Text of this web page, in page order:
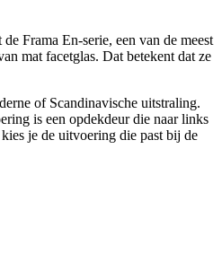
Frama En-serie, een van de meest
mat facetglas. Dat betekent dat ze
of Scandinavische uitstraling.
is een opdekdeur die naar links
je de uitvoering die past bij de